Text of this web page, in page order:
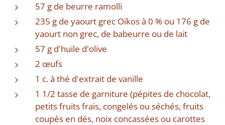
57 g de beurre ramolli
235 g de yaourt grec Oïkos à 0 % ou 176 g de
yaourt non grec, de babeurre ou de lait
57 g d'huile d'olive
2 œufs
1 c. à thé d'extrait de vanille
1 1/2 tasse de garniture (pépites de chocolat,
petits fruits frais, congelés ou séchés, fruits
coupés en dés, noix concassées ou carottes